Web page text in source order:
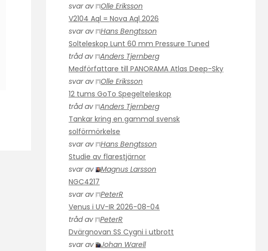
svar av
Olle Eriksson
V2104 Aql = Nova Aql 2026
svar av
Hans Bengtsson
Solteleskop Lunt 60 mm Pressure Tuned
tråd av
Anders Tjernberg
Medförfattare till PANORAMA Atlas Deep-Sky
svar av
Olle Eriksson
12 tums GoTo Spegelteleskop
tråd av
Anders Tjernberg
Tankar kring en gammal svensk
solförmörkelse
svar av
Hans Bengtsson
Studie av flarestjärnor
svar av
Magnus Larsson
NGC4217
svar av
PeterR
Venus i UV-IR 2026-08-04
tråd av
PeterR
Dvärgnovan SS Cygni i utbrott
svar av
Johan Warell